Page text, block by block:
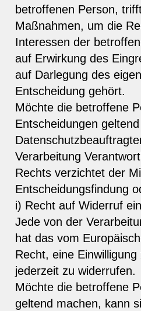
betroffenen Person,
Maßnahmen, um die
Interessen der
auf Erwirkung des
auf Darlegung des
Entscheidung gehört.
Möchte die betroffene
Entscheidungen
Verarbeitung
Rechts verzichtet der
Entscheidungsfindung
i) Recht auf Widerruf
Jede von der
hat das vom
Recht, eine
jederzeit zu widerrufen.
Möchte die betroffene
geltend machen, kann